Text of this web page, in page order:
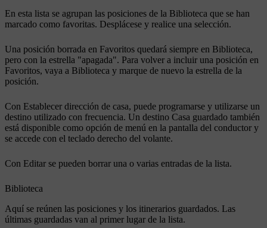
En esta lista se agrupan las posiciones de la Biblioteca que se han
marcado como favoritas. Desplácese y realice una selección.
Una posición borrada en Favoritos quedará siempre en Biblioteca,
pero con la estrella "apagada". Para volver a incluir una posición en
Favoritos, vaya a Biblioteca y marque de nuevo la estrella de la
posición.
Con Establecer dirección de casa, puede programarse y utilizarse un
destino utilizado con frecuencia. Un destino Casa guardado también
está disponible como opción de menú en la pantalla del conductor y
se accede con el teclado derecho del volante.
Con Editar se pueden borrar una o varias entradas de la lista.
Biblioteca
Aquí se reúnen las posiciones y los itinerarios guardados. Las
últimas guardadas van al primer lugar de la lista.